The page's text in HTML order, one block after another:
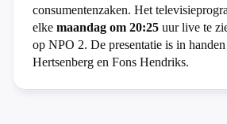
consumentenzaken. Het
elke maandag om 20:25 uur live te
op NPO 2. De presentatie is in
Hertsenberg en Fons Hendriks.